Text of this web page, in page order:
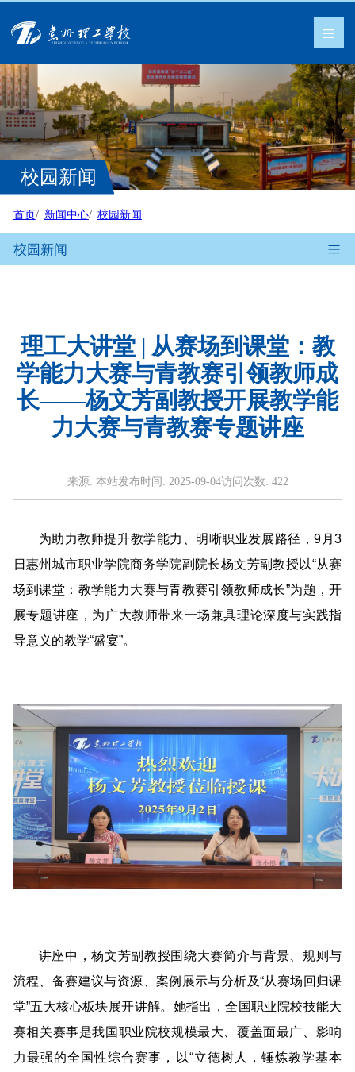
校园新闻
首页 新闻中心 校园新闻
校园新闻
理工大讲堂 | 从赛场到课堂：教
学能力大赛与青教赛引领教师成
长——杨文芳副教授开展教学能
力大赛与青教赛专题讲座
来源: 本站发布时间: 2025-09-04访问次数: 422
为助力教师提升教学能力、明晰职业发展路径，9月3
日惠州城市职业学院商务学院副院长杨文芳副教授以“从赛
场到课堂：教学能力大赛与青教赛引领教师成长”为题，开
展专题讲座，为广大教师带来一场兼具理论深度与实践指
导意义的教学“盛宴”。
讲座中，杨文芳副教授围绕大赛简介与背景、规则与
流程、备赛建议与资源、案例展示与分析及“从赛场回归课
堂”五大核心板块展开讲解。她指出，全国职业院校技能大
赛相关赛事是我国职业院校规模最大、覆盖面最广、影响
力最强的全国性综合赛事，以“立德树人，锤炼教学基本